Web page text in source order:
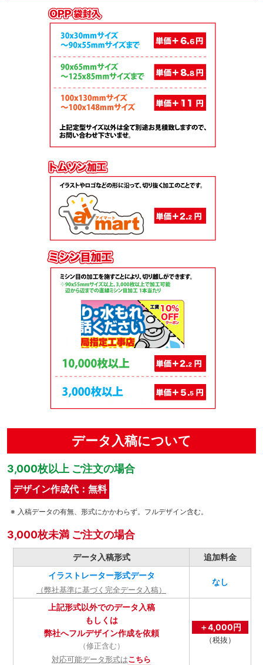
データ入稿について
3,000枚以上 ご注文の場合
デザイン作成代：無料
入稿データの有無、形式にかかわらず。フルデザイン含む。
3,000枚未満 ご注文の場合
データ入稿形式
追加料金
イラストレーター形式データ
（弊社基準に基づく完全データ入稿）
なし
上記形式以外でのデータ入稿
もしくは
弊社へフルデザイン作成を依頼
（修正含む）
対応可能データ形式はこちら
＋4,000円
（税抜）